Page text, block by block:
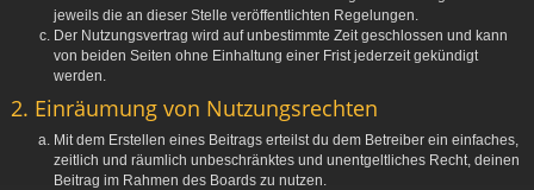
jeweils die an dieser Stelle veröffentlichten Regelungen.
Der Nutzungsvertrag wird auf unbestimmte Zeit geschlossen und kann
von beiden Seiten ohne Einhaltung einer Frist jederzeit gekündigt
werden.
2. Einräumung von Nutzungsrechten
Mit dem Erstellen eines Beitrags erteilst du dem Betreiber ein einfaches,
zeitlich und räumlich unbeschränktes und unentgeltliches Recht, deinen
Beitrag im Rahmen des Boards zu nutzen.